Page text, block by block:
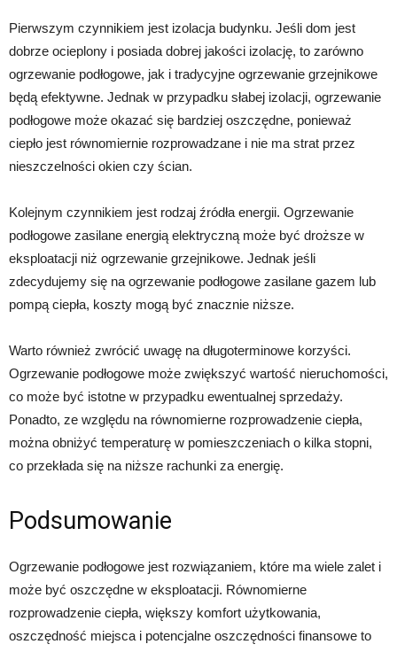
Pierwszym czynnikiem jest izolacja budynku. Jeśli dom jest
dobrze ocieplony i posiada dobrej jakości izolację, to zarówno
ogrzewanie podłogowe, jak i tradycyjne ogrzewanie grzejnikowe
będą efektywne. Jednak w przypadku słabej izolacji, ogrzewanie
podłogowe może okazać się bardziej oszczędne, ponieważ
ciepło jest równomiernie rozprowadzane i nie ma strat przez
nieszczelności okien czy ścian.
Kolejnym czynnikiem jest rodzaj źródła energii. Ogrzewanie
podłogowe zasilane energią elektryczną może być droższe w
eksploatacji niż ogrzewanie grzejnikowe. Jednak jeśli
zdecydujemy się na ogrzewanie podłogowe zasilane gazem lub
pompą ciepła, koszty mogą być znacznie niższe.
Warto również zwrócić uwagę na długoterminowe korzyści.
Ogrzewanie podłogowe może zwiększyć wartość nieruchomości,
co może być istotne w przypadku ewentualnej sprzedaży.
Ponadto, ze względu na równomierne rozprowadzenie ciepła,
można obniżyć temperaturę w pomieszczeniach o kilka stopni,
co przekłada się na niższe rachunki za energię.
Podsumowanie
Ogrzewanie podłogowe jest rozwiązaniem, które ma wiele zalet i
może być oszczędne w eksploatacji. Równomierne
rozprowadzenie ciepła, większy komfort użytkowania,
oszczędność miejsca i potencjalne oszczędności finansowe to